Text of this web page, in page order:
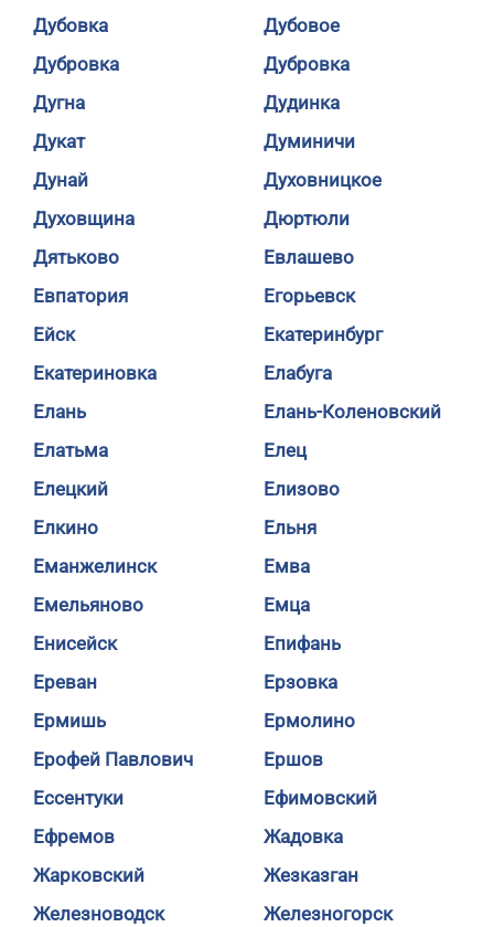
Дубовка
Дубовое
Дубровка
Дубровка
Дугна
Дудинка
Дукат
Думиничи
Дунай
Духовницкое
Духовщина
Дюртюли
Дятьково
Евлашево
Евпатория
Егорьевск
Ейск
Екатеринбург
Екатериновка
Елабуга
Елань
Елань-Коленовский
Елатьма
Елец
Елецкий
Елизово
Елкино
Ельня
Еманжелинск
Емва
Емельяново
Емца
Енисейск
Епифань
Ереван
Ерзовка
Ермишь
Ермолино
Ерофей Павлович
Ершов
Ессентуки
Ефимовский
Ефремов
Жадовка
Жарковский
Жезказган
Железноводск
Железногорск